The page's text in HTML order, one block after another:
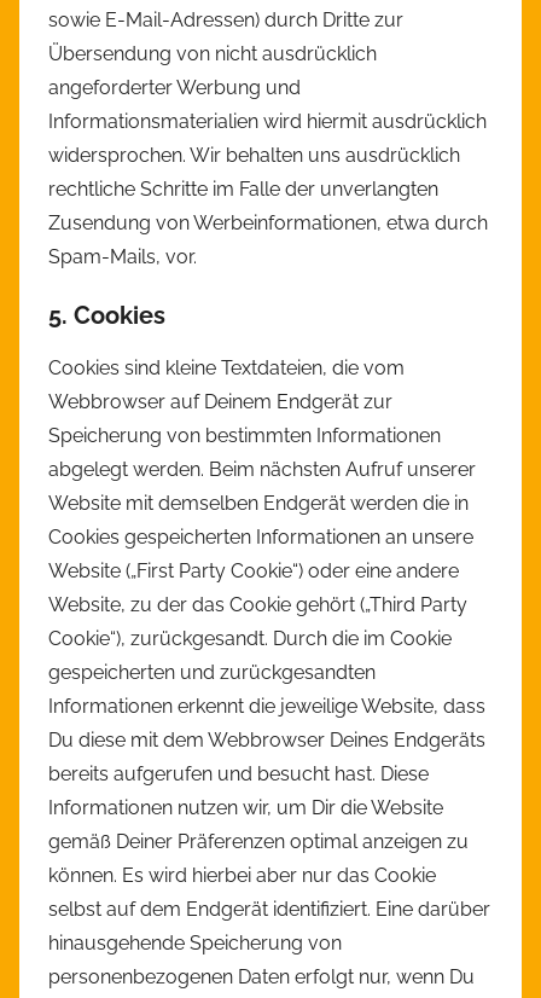
sowie E-Mail-Adressen) durch Dritte zur
Übersendung von nicht ausdrücklich
angeforderter Werbung und
Informationsmaterialien wird hiermit ausdrücklich
widersprochen. Wir behalten uns ausdrücklich
rechtliche Schritte im Falle der unverlangten
Zusendung von Werbeinformationen, etwa durch
Spam-Mails, vor.
5. Cookies
Cookies sind kleine Textdateien, die vom
Webbrowser auf Deinem Endgerät zur
Speicherung von bestimmten Informationen
abgelegt werden. Beim nächsten Aufruf unserer
Website mit demselben Endgerät werden die in
Cookies gespeicherten Informationen an unsere
Website („First Party Cookie“) oder eine andere
Website, zu der das Cookie gehört („Third Party
Cookie“), zurückgesandt. Durch die im Cookie
gespeicherten und zurückgesandten
Informationen erkennt die jeweilige Website, dass
Du diese mit dem Webbrowser Deines Endgeräts
bereits aufgerufen und besucht hast. Diese
Informationen nutzen wir, um Dir die Website
gemäß Deiner Präferenzen optimal anzeigen zu
können. Es wird hierbei aber nur das Cookie
selbst auf dem Endgerät identifiziert. Eine darüber
hinausgehende Speicherung von
personenbezogenen Daten erfolgt nur, wenn Du